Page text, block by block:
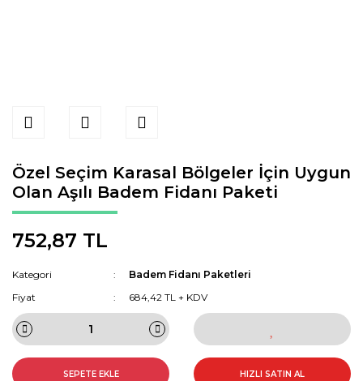
Özel Seçim Karasal Bölgeler İçin Uygun
Olan Aşılı Badem Fidanı Paketi
752,87 TL
Kategori
Badem Fidanı Paketleri
Fiyat
684,42 TL + KDV
SEPETE EKLE HIZLI SATIN AL